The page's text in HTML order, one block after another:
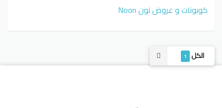
الكل 1
كوبونات و عروض نون Noon